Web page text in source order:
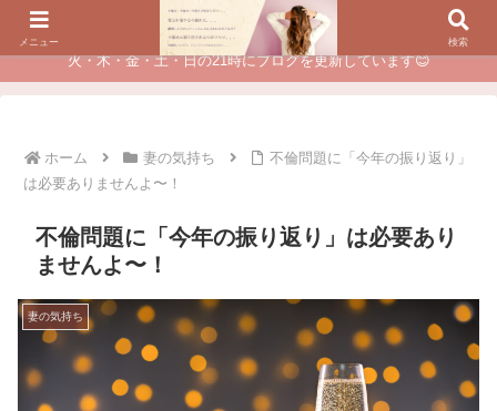
夫に不倫されたつらい経験が、あなたのチャンスに変わるカウンセリング
火・木・金・土・日の21時にブログを更新しています😊
ホーム 妻の気持ち
不倫問題に「今年の振り返り」
は必要ありませんよ〜！
不倫問題に「今年の振り返り」は必要あり
ませんよ〜！
妻の気持ち
メニュー 検索